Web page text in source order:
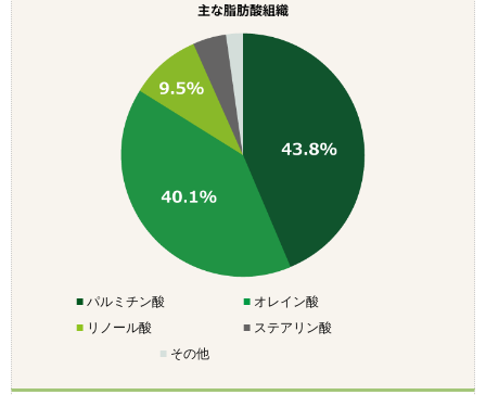
主な脂肪酸組織
■パルミチン酸 ■オレイン酸
■リノール酸 ■ステアリン酸
■ その他